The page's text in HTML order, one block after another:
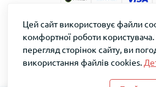
ТМ Скарб ©
Цей сайт використовує файли
комфортної роботи
перегляд сторінок сайту, ви
використання файлів cookies.